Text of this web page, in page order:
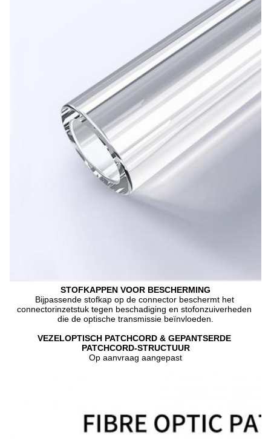
STOFKAPPEN VOOR BESCHERMING
Bijpassende stofkap op de connector beschermt het
connectorinzetstuk tegen beschadiging en stofonzuiverheden
die de optische transmissie beïnvloeden.
VEZELOPTISCH PATCHCORD & GEPANTSERDE
PATCHCORD-STRUCTUUR
Op aanvraag aangepast